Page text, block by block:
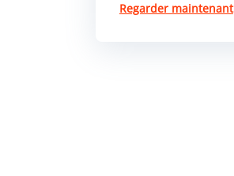
Regarder maintenant